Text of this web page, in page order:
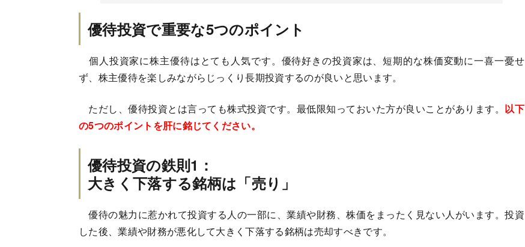
優待投資で重要な5つのポイント
個人投資家に株主優待はとても人気です。優待好きの投資家は、短期的な株価変動に一喜一憂せ
ず、株主優待を楽しみながらじっくり長期投資するのが良いと思います。
ただし、優待投資とは言っても株式投資です。最低限知っておいた方が良いことがあります。 以下
の5つのポイントを肝に銘じてください。
優待投資の鉄則1：
大きく下落する銘柄は「売り」
優待の魅力に惹かれて投資する人の一部に、業績や財務、株価をまったく見ない人がいます。投資
した後、業績や財務が悪化して大きく下落する銘柄は売却すべきです。